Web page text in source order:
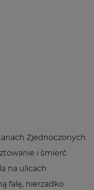
Zjednoczonych
i śmierć
na ulicach
falę, nierzadko